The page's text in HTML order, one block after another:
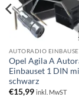
AUTORADIO
Opel Agila A
Einbauset 1 DIN
schwarz
€15,99 inkl. MwST